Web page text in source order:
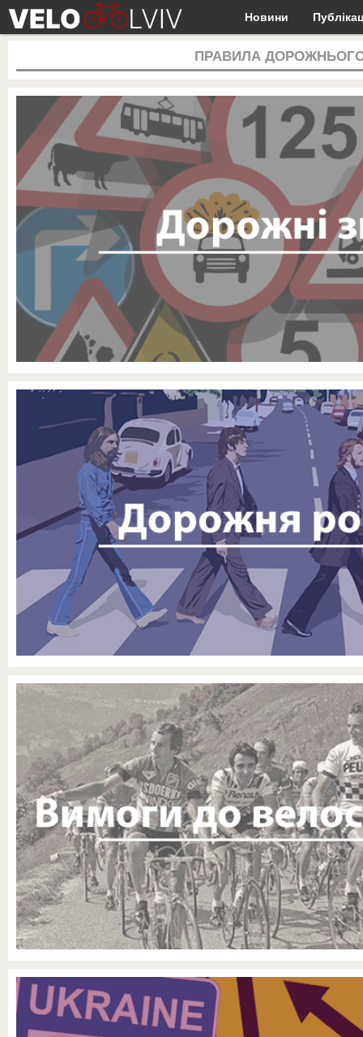
Новини
ПРАВИЛА